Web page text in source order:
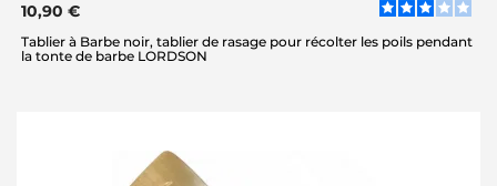
10,90 €
Tablier à Barbe noir, tablier de rasage pour récolter les poils pendant
la tonte de barbe LORDSON